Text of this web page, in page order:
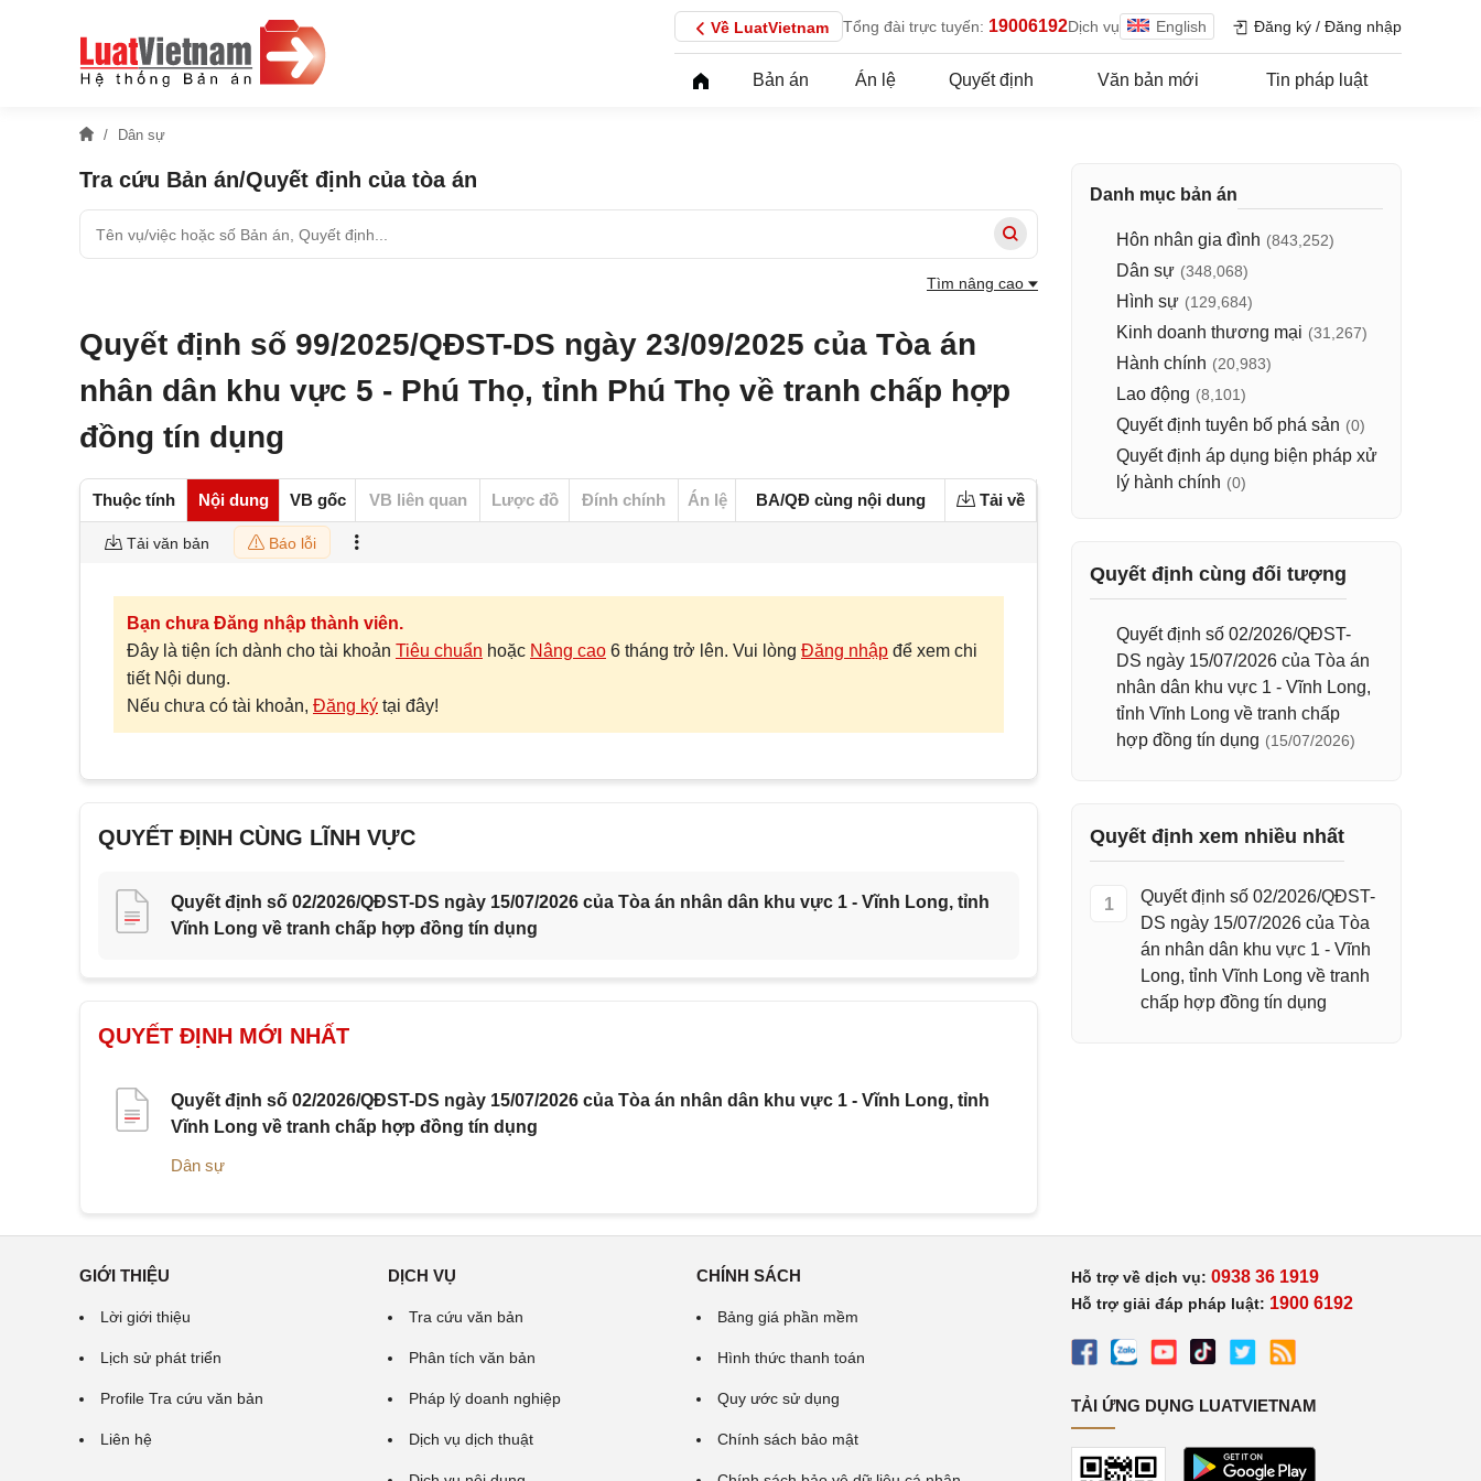
Về LuatVietnam Tổng đài trực tuyến: 19006192Dịch vụ English Đăng ký / Đăng nhập
Bản án Án lệ Quyết định Văn bản mới Tin pháp luật
Dân sự
Tra cứu Bản án/Quyết định của tòa án
Tìm nâng cao
Quyết định số 99/2025/QĐST-DS ngày 23/09/2025 của Tòa án
nhân dân khu vực 5 - Phú Thọ, tỉnh Phú Thọ về tranh chấp hợp
đồng tín dụng
Thuộc tính Nội dung VB gốc VB liên quan Lược đồ Đính chính Án lệ BA/QĐ cùng nội dung Tải về
Tải văn bản Báo lỗi
Bạn chưa Đăng nhập thành viên.
Đây là tiện ích dành cho tài khoản Tiêu chuẩn hoặc Nâng cao 6 tháng trở lên. Vui lòng Đăng nhập để xem chi
tiết Nội dung.
Nếu chưa có tài khoản, Đăng ký tại đây!
QUYẾT ĐỊNH CÙNG LĨNH VỰC
Quyết định số 02/2026/QĐST-DS ngày 15/07/2026 của Tòa án nhân dân khu vực 1 - Vĩnh Long, tỉnh
Vĩnh Long về tranh chấp hợp đồng tín dụng
QUYẾT ĐỊNH MỚI NHẤT
Quyết định số 02/2026/QĐST-DS ngày 15/07/2026 của Tòa án nhân dân khu vực 1 - Vĩnh Long, tỉnh
Vĩnh Long về tranh chấp hợp đồng tín dụng
Dân sự
Danh mục bản án
Hôn nhân gia đình (843,252)
Dân sự (348,068)
Hình sự (129,684)
Kinh doanh thương mại (31,267)
Hành chính (20,983)
Lao động (8,101)
Quyết định tuyên bố phá sản (0)
Quyết định áp dụng biện pháp xử
lý hành chính (0)
Quyết định cùng đối tượng
Quyết định số 02/2026/QĐST-
DS ngày 15/07/2026 của Tòa án
nhân dân khu vực 1 - Vĩnh Long,
tỉnh Vĩnh Long về tranh chấp
hợp đồng tín dụng (15/07/2026)
Quyết định xem nhiều nhất
1
Quyết định số 02/2026/QĐST-
DS ngày 15/07/2026 của Tòa
án nhân dân khu vực 1 - Vĩnh
Long, tỉnh Vĩnh Long về tranh
chấp hợp đồng tín dụng
GIỚI THIỆU
Lời giới thiệu
Lịch sử phát triển
Profile Tra cứu văn bản
Liên hệ
DỊCH VỤ
Tra cứu văn bản
Phân tích văn bản
Pháp lý doanh nghiệp
Dịch vụ dịch thuật
CHÍNH SÁCH
Bảng giá phần mềm
Hình thức thanh toán
Quy ước sử dụng
Chính sách bảo mật
Hỗ trợ về dịch vụ: 0938 36 1919
Hỗ trợ giải đáp pháp luật: 1900 6192
TẢI ỨNG DỤNG LUATVIETNAM